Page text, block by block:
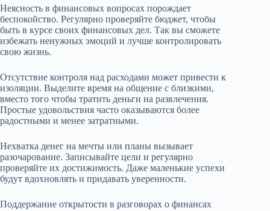
Неясность в финансовых вопросах порождает
беспокойство. Регулярно проверяйте бюджет, чтобы
быть в курсе своих финансовых дел. Так вы сможете
избежать ненужных эмоций и лучше контролировать
свою жизнь.
Отсутствие контроля над расходами может привести к
изоляции. Выделите время на общение с близкими,
вместо того чтобы тратить деньги на развлечения.
Простые удовольствия часто оказываются более
радостными и менее затратными.
Нехватка денег на мечты или планы вызывает
разочарование. Записывайте цели и регулярно
проверяйте их достижимость. Даже маленькие успехи
будут вдохновлять и придавать уверенности.
Поддержание открытости в разговорах о финансах